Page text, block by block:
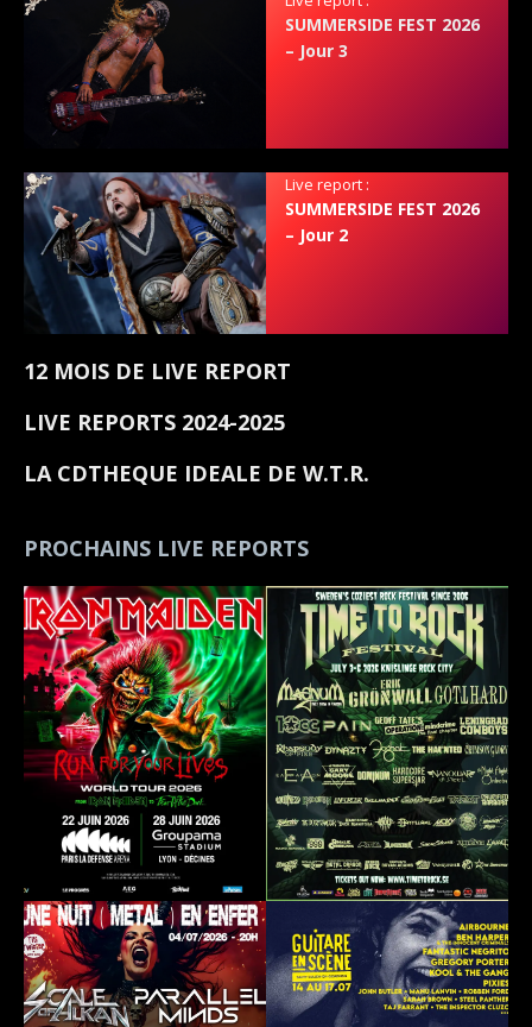
SUMMERSIDE FEST 2026
– Jour 3
Live report :
SUMMERSIDE FEST 2026
– Jour 2
12 MOIS DE LIVE REPORT
LIVE REPORTS 2024-2025
LA CDTHEQUE IDEALE DE W.T.R.
PROCHAINS LIVE REPORTS